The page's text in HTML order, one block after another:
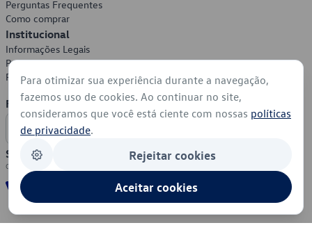
Perguntas Frequentes
Como comprar
Institucional
Informações Legais
Política de Privacidade
Política de Cookies
Formas de Pagamento
Segurança
Para otimizar sua experiência durante a navegação,
fazemos uso de cookies. Ao continuar no site,
consideramos que você está ciente com nossas políticas
de privacidade.
Rejeitar cookies
Aceitar cookies